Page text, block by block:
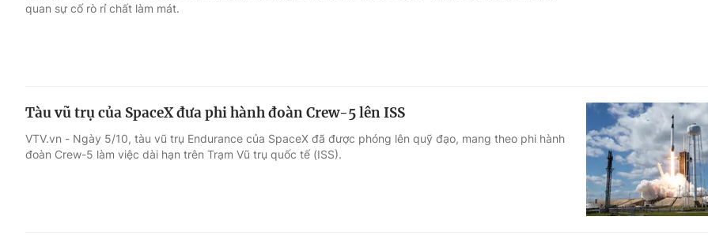
Thế giới đó đây
Photo
Infographic
Góc ảnh
Công nghệ
quan sự cố rò rỉ chất làm mát.
Tàu vũ trụ của SpaceX đưa phi hành đoàn Crew-5 lên ISS
VTV.vn - Ngày 5/10, tàu vũ trụ Endurance của SpaceX đã được phóng lên quỹ đạo, mang theo phi hành
đoàn Crew-5 làm việc dài hạn trên Trạm Vũ trụ quốc tế (ISS).